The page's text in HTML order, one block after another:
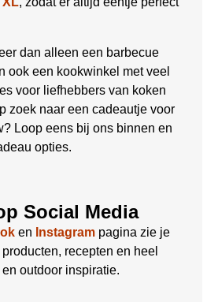
dan alleen een barbecue
ook een kookwinkel met veel
voor liefhebbers van koken
zoek naar een cadeautje voor
Loop eens bij ons binnen en
opties.
Social Media
en Instagram pagina zie je
recepten en heel
outdoor inspiratie.